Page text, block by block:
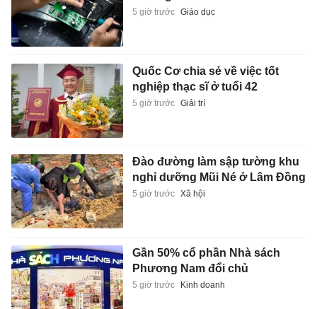
5 giờ trước Giáo dục
Quốc Cơ chia sẻ về việc tốt
nghiệp thạc sĩ ở tuổi 42
5 giờ trước Giải trí
Đào đường làm sập tường khu
nghỉ dưỡng Mũi Né ở Lâm Đồng
5 giờ trước Xã hội
Gần 50% cổ phần Nhà sách
Phương Nam đổi chủ
5 giờ trước Kinh doanh